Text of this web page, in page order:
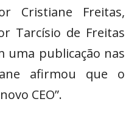
Cristiane Freitas,
Tarcísio de Freitas
uma publicação nas
afirmou que o
CEO”.